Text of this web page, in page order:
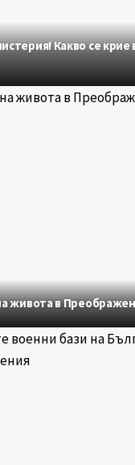
Какво се крие
живота в